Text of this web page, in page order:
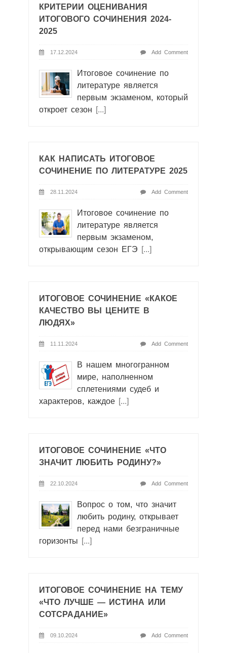
КРИТЕРИИ ОЦЕНИВАНИЯ
ИТОГОВОГО СОЧИНЕНИЯ 2024-
2025
17.12.2024 Add Comment
Итоговое сочинение по
литературе является
первым экзаменом, который
откроет сезон [...]
КАК НАПИСАТЬ ИТОГОВОЕ
СОЧИНЕНИЕ ПО ЛИТЕРАТУРЕ 2025
28.11.2024 Add Comment
Итоговое сочинение по
литературе является
первым экзаменом,
открывающим сезон ЕГЭ [...]
ИТОГОВОЕ СОЧИНЕНИЕ «КАКОЕ
КАЧЕСТВО ВЫ ЦЕНИТЕ В
ЛЮДЯХ»
11.11.2024 Add Comment
В нашем многогранном
мире, наполненном
сплетениями судеб и
характеров, каждое [...]
ИТОГОВОЕ СОЧИНЕНИЕ «ЧТО
ЗНАЧИТ ЛЮБИТЬ РОДИНУ?»
22.10.2024 Add Comment
Вопрос о том, что значит
любить родину, открывает
перед нами безграничные
горизонты [...]
ИТОГОВОЕ СОЧИНЕНИЕ НА ТЕМУ
«ЧТО ЛУЧШЕ — ИСТИНА ИЛИ
СОТСРАДАНИЕ»
09.10.2024 Add Comment